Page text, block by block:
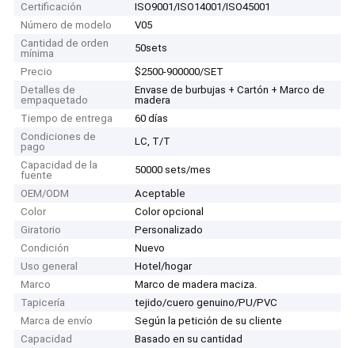
Certificación
ISO9001/ISO14001/ISO45001
Número de modelo
V05
Cantidad de orden
mínima
50sets
Precio
$2500-900000/SET
Detalles de
empaquetado
Envase de burbujas + Cartón + Marco de
madera
Tiempo de entrega
60 días
Condiciones de
pago
LC, T/T
Capacidad de la
fuente
50000 sets/mes
OEM/ODM
Aceptable
Color
Color opcional
Giratorio
Personalizado
Condición
Nuevo
Uso general
Hotel/hogar
Marco
Marco de madera maciza.
Tapicería
tejido/cuero genuino/PU/PVC
Marca de envío
Según la petición de su cliente
Capacidad
Basado en su cantidad